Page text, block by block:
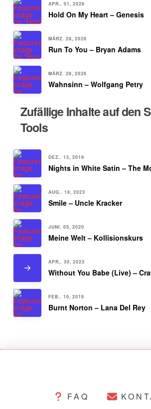
APR.. 01, 2026
Hold On My Heart – Genesis
MÄRZ. 28, 2026
Run To You – Bryan Adams
MÄRZ. 28, 2026
Wahnsinn – Wolfgang Petry
Zufällige Inhalte auf den
Tools
DEZ.. 13, 2019
Nights in White Satin – The
AUG.. 18, 2023
Smile – Uncle Kracker
JUNI. 05, 2020
Meine Welt – Kollisionskurs
APR.. 30, 2023
Without You Babe (Live) –
FEB.. 10, 2019
Burnt Norton – Lana Del Rey
FAQ